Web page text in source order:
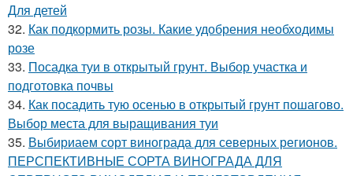
Для детей
32. Как подкормить розы. Какие удобрения необходимы
розе
33. Посадка туи в открытый грунт. Выбор участка и
подготовка почвы
34. Как посадить тую осенью в открытый грунт пошагово.
Выбор места для выращивания туи
35. Выбириаем сорт винограда для северных регионов.
ПЕРСПЕКТИВНЫЕ СОРТА ВИНОГРАДА ДЛЯ